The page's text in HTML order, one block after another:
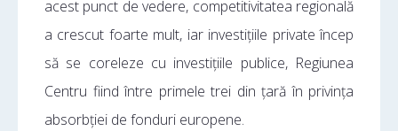
acest punct de vedere, competitivitatea regională
a crescut foarte mult, iar investițiile private încep
să se coreleze cu investițiile publice, Regiunea
Centru fiind între primele trei din țară în privința
absorbției de fonduri europene.